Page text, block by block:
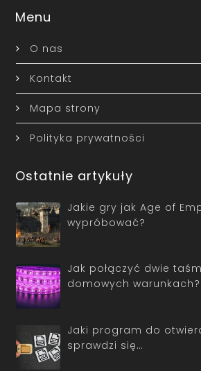
Menu
O nas
Kontakt
Mapa strony
Polityka prywatności
Ostatnie artykuły
Jakie gry jak Age of
wypróbować?
Jak połączyć dwie
domowych warunkach?
Jaki program do
sprawdzi się…